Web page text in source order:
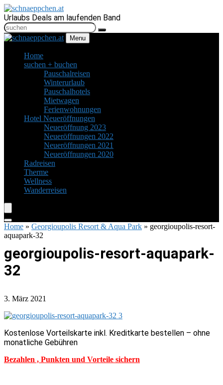
Urlaubs Deals am laufenden Band
Menu
Home
suchen + buchen
Pauschalreisen
Winterurlaub
Pauschalhotels
Mietwagen
Ferienwohnungen
Hotel Neueröffnungen
Neueröffnung 2023
Neueröffnungen 2022
Neueröffnungen 2021
Neueröffnungen 2020
Radreisen
Therme
Wellness
Wanderreisen
Home » Georgioupolis Resort & Aqua Park » georgioupolis-resort-
aquapark-32
georgioupolis-resort-aquapark-
32
3. März 2021
Kostenlose Vorteilskarte inkl. Kreditkarte bestellen – ohne
monatliche Gebühren
Bezahlen , Punkten und Vorteile sichern